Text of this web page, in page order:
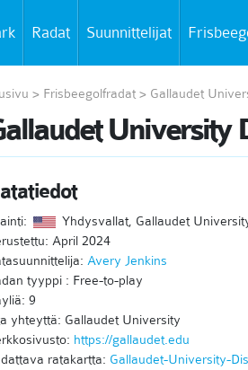
Radat Suunnittelijat
> Frisbeegolfradat> Gallaudet
University
Yhdysvallat, Gallaudet
April 2024
Avery Jenkins
tyyppi : Free-to-play
9
yhteyttä: Gallaudet University
https://gallaudet.edu
ratakartta: Gallaudet-University-